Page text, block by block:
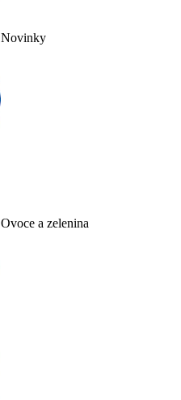
Novinky
Ovoce a zelenina